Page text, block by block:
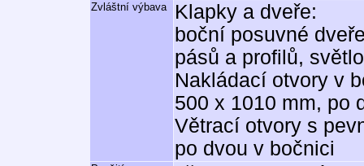
Zvláštní výbava
Klapky a dveře:
boční posuvné
pásů a profilů,
Nakládací otvory v
500 x 1010 mm, po
Větrací otvory s
po dvou v bočnici